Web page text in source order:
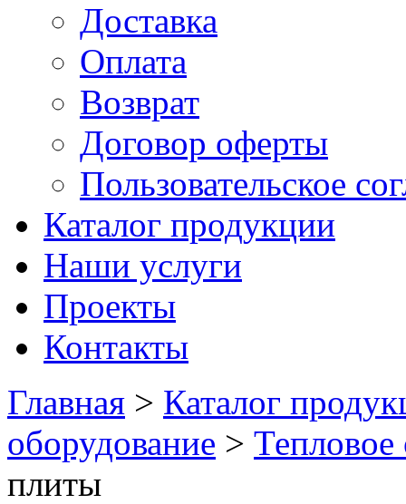
Доставка
Оплата
Возврат
Договор оферты
Пользовательское
Каталог продукции
Наши услуги
Проекты
Контакты
Главная > Каталог
оборудование > Тепловое
плиты